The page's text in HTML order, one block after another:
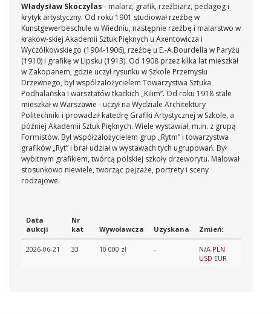
Władysław Skoczylas - malarz, grafik, rzeźbiarz, pedagog i
krytyk artystyczny. Od roku 1901 studiował rzeźbę w
Kunstgewerbeschule w Wiedniu, następnie rzeźbę i malarstwo w
krakow-skiej Akademii Sztuk Pięknych u Axentowicza i
Wyczółkowskiego (1904-1906), rzeźbę u E.-A.Bourdella w Paryżu
(1910) i grafikę w Lipsku (1913). Od 1908 przez kilka lat mieszkał
w Zakopanem, gdzie uczył rysunku w Szkole Przemysłu
Drzewnego, był wspólzałożycielem Towarzystwa Sztuka
Podhalańska i warsztatów tkackich „Kilim”. Od roku 1918 stale
mieszkał w Warszawie - uczył na Wydziale Architektury
Politechniki i prowadził katedrę Grafiki Artystycznej w Szkole, a
później Akademii Sztuk Pięknych. Wiele wystawiał, m.in. z grupą
Formistów. Był współzałożycielem grup „Rytm” i towarzystwa
grafików „Ryt” i brał udział w wystawach tych ugrupowań. Był
wybitnym grafikiem, twórcą polskiej szkoły drzeworytu. Malował
stosunkowo niewiele, tworząc pejzaże, portrety i sceny
rodzajowe.
Data
aukcji
Nr
kat
Wywoławcza Uzyskana Zmień:
2026-06-21 33 10 000 zł - N/A PLN
USD EUR